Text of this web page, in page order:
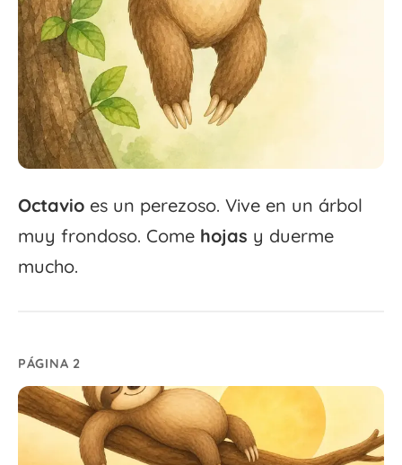
Octavio es un perezoso. Vive en un árbol
muy frondoso. Come hojas y duerme
mucho.
PÁGINA 2